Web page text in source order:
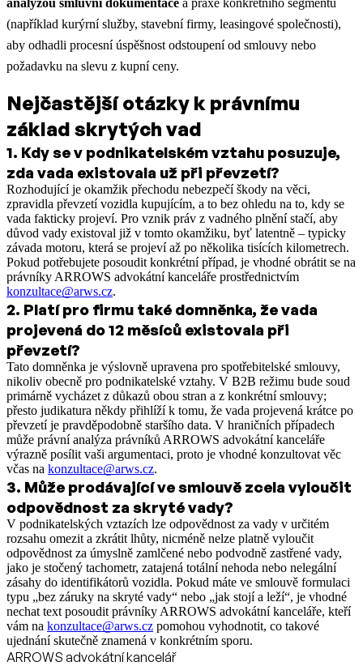
(například kurýrní služby, stavební firmy, leasingové společnosti),
aby odhadli procesní úspěšnost odstoupení od smlouvy nebo
požadavku na slevu z kupní ceny.
Nejčastější otázky k právnímu
základ skrytých vad
1. Kdy se v podnikatelském vztahu posuzuje,
zda vada existovala už při převzetí?
Rozhodující je okamžik přechodu nebezpečí škody na věci,
zpravidla převzetí vozidla kupujícím, a to bez ohledu na to, kdy se
vada fakticky projeví. Pro vznik práv z vadného plnění stačí, aby
důvod vady existoval již v tomto okamžiku, byť latentně – typicky
závada motoru, která se projeví až po několika tisících kilometrech.
Pokud potřebujete posoudit konkrétní případ, je vhodné obrátit se na
právníky ARROWS advokátní kanceláře prostřednictvím
konzultace@arws.cz.
2. Platí pro firmu také domněnka, že vada
projevená do 12 měsíců existovala při
převzetí?
Tato domněnka je výslovně upravena pro spotřebitelské smlouvy,
nikoliv obecně pro podnikatelské vztahy. V B2B režimu bude soud
primárně vycházet z důkazů obou stran a z konkrétní smlouvy;
přesto judikatura někdy přihlíží k tomu, že vada projevená krátce po
převzetí je pravděpodobně staršího data. V hraničních případech
může právní analýza právníků ARROWS advokátní kanceláře
výrazně posílit vaši argumentaci, proto je vhodné konzultovat věc
včas na konzultace@arws.cz.
3. Může prodávající ve smlouvě zcela vyloučit
odpovědnost za skryté vady?
V podnikatelských vztazích lze odpovědnost za vady v určitém
rozsahu omezit a zkrátit lhůty, nicméně nelze platně vyloučit
odpovědnost za úmyslně zamlčené nebo podvodně zastřené vady,
jako je stočený tachometr, zatajená totální nehoda nebo nelegální
zásahy do identifikátorů vozidla. Pokud máte ve smlouvě formulaci
typu „bez záruky na skryté vady“ nebo „jak stojí a leží“, je vhodné
nechat text posoudit právníky ARROWS advokátní kanceláře, kteří
vám na konzultace@arws.cz pomohou vyhodnotit, co takové
ujednání skutečně znamená v konkrétním sporu.
ARROWS advokátní kancelář